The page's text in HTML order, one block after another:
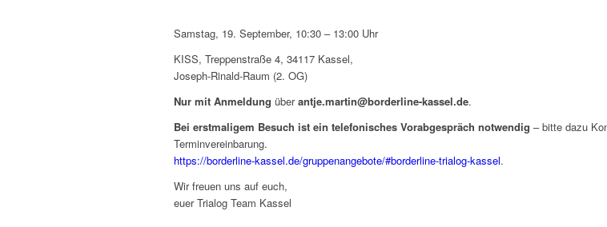
Samstag, 19. September, 10:30 – 13:00 Uhr
KISS, Treppenstraße 4, 34117 Kassel,
Joseph-Rinald-Raum (2. OG)
Nur mit Anmeldung überantje.martin@borderline-kassel.de.
Bei erstmaligem Besuch ist ein telefonisches Vorabgespräch notwendig – bitte dazu
Terminvereinbarung.
https://borderline-kassel.de/gruppenangebote/#borderline-trialog-kassel.
Wir freuen uns auf euch,
euer Trialog Team Kassel